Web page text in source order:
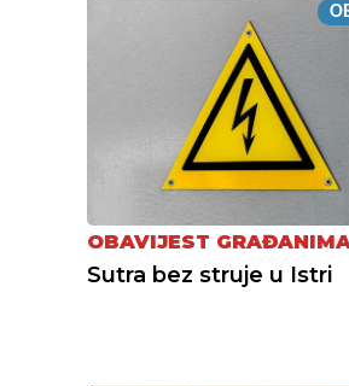
OBAVIJEST
Sutra bez struje u Istri